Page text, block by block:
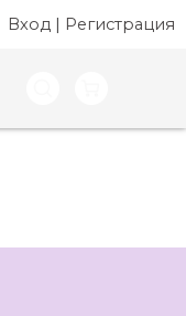
Вход | Регистрация